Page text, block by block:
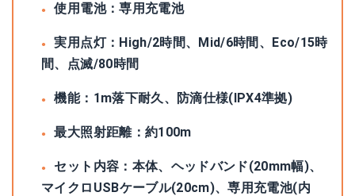
使用電池：専用充電池
実用点灯：High/2時間、Mid/6時間、Eco/15時
間、点滅/80時間
機能：1m落下耐久、防滴仕様(IPX4準拠)
最大照射距離：約100m
セット内容：本体、ヘッドバンド(20mm幅)、
マイクロUSBケーブル(20cm)、専用充電池(内